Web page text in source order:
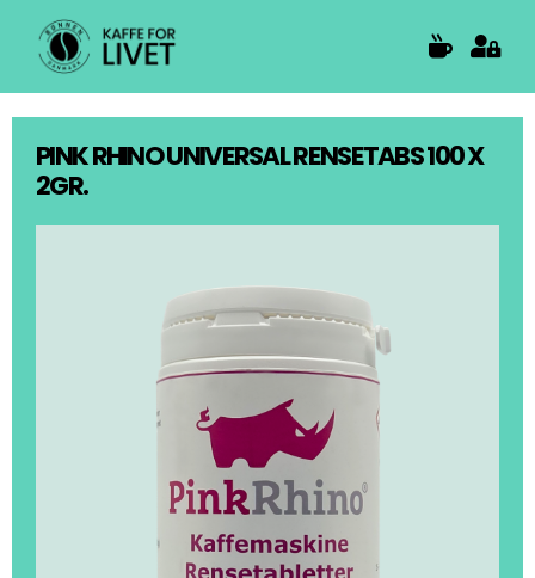
content
PINK RHINO UNIVERSAL RENSETABS 100 X
2GR.